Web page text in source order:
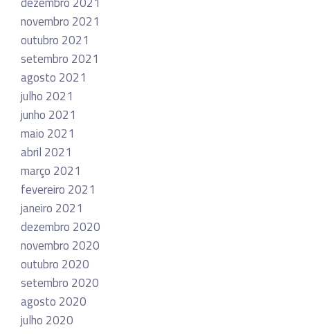
novembro 2021
outubro 2021
setembro 2021
agosto 2021
julho 2021
junho 2021
maio 2021
abril 2021
março 2021
fevereiro 2021
janeiro 2021
dezembro 2020
novembro 2020
outubro 2020
setembro 2020
agosto 2020
julho 2020